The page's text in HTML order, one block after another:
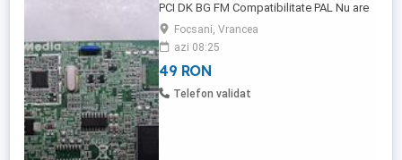
PCI DK BG FM Compatibilitate PAL Nu are
telecomanda Poze reale Pret: 49 Lei Tel:
0766 501 660
Focsani, Vrancea
azi 08:25
49 RON
Telefon validat